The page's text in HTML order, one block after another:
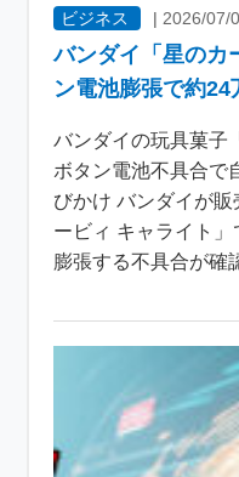
ビジネス | 2026/07/
バンダイ「星のカ
ン電池膨張で約24
バンダイの玩具菓子
ボタン電池不具合
びかけ バンダイが
ービィ キャライト
膨張する不具合が確